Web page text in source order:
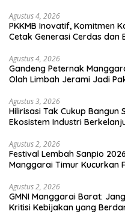
Agustus 4, 2026
PKKMB Inovatif, Komitmen
Cetak Generasi Cerdas dan
Agustus 4, 2026
Gandeng Peternak
Olah Limbah Jerami Jadi
Agustus 3, 2026
Hilirisasi Tak Cukup Bangun
Ekosistem Industri
Agustus 2, 2026
Festival Lembah Sanpio
Manggarai Timur Kucurkan
Agustus 2, 2026
GMNI Manggarai Barat:
Kritisi Kebijakan yang